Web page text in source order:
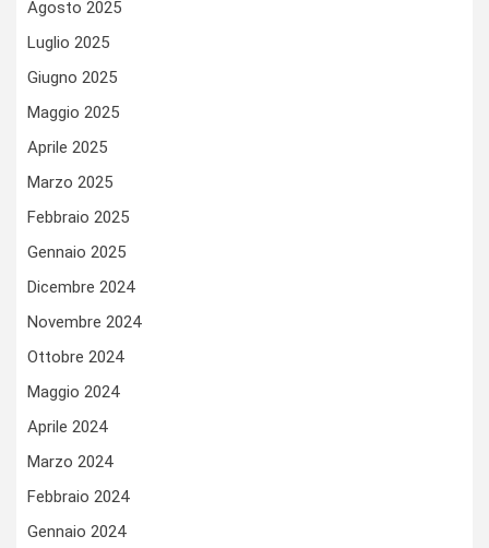
Agosto 2025
Luglio 2025
Giugno 2025
Maggio 2025
Aprile 2025
Marzo 2025
Febbraio 2025
Gennaio 2025
Dicembre 2024
Novembre 2024
Ottobre 2024
Maggio 2024
Aprile 2024
Marzo 2024
Febbraio 2024
Gennaio 2024